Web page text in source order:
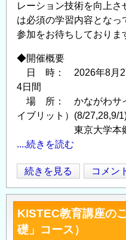
レーション技術を向上さ
は必須の学習内容とな
参加をお待ちしておりま
◆開催概要
日 時： 2026年8月
4日間
場 所： かながわサイ
イブリット）(8/27,28,9/
東京大学本郷キ
....続きを読む
KISTEC
教
育
講
座
続きを見る コメン
KISTEC教育講座の
礎」コース）